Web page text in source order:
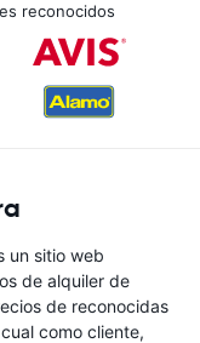
reconocidos
un sitio web
de alquiler de
de reconocidas
como cliente,